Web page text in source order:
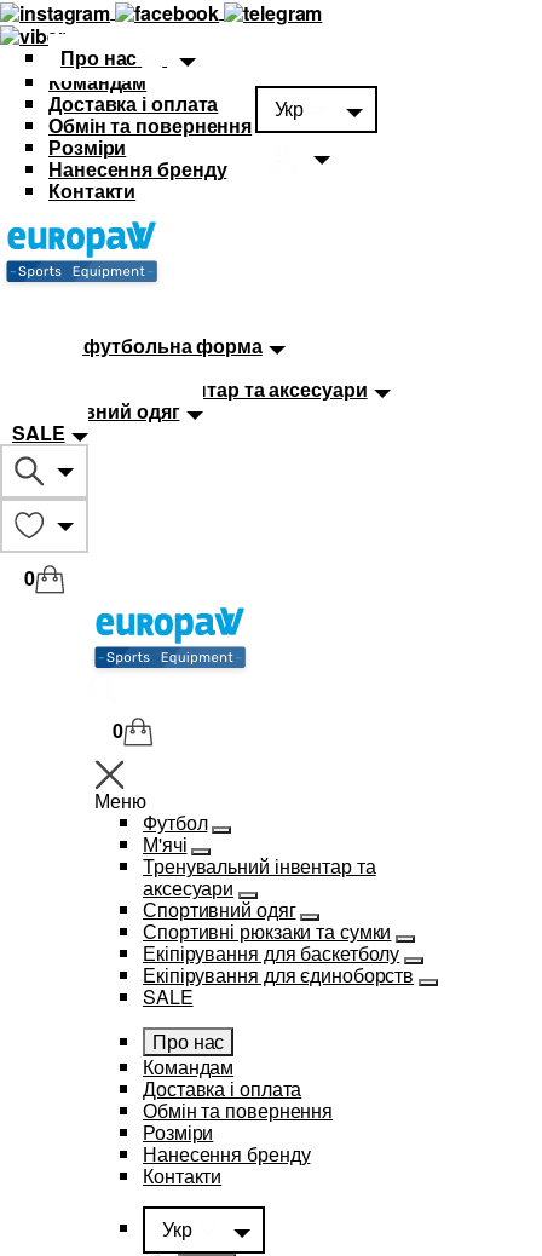
Про нас
Командам
Доставка і оплата
Обмін та повернення
Розміри
Нанесення бренду
Контакти
Укр
Дитяча футбольна форма
Тренувальний інвентар та аксесуари
Спортивний одяг
SALE
0
0
Меню
Футбол
М'ячі
Тренувальний інвентар та
аксесуари
Спортивний одяг
Спортивні рюкзаки та сумки
Екіпірування для баскетболу
Екіпірування для єдиноборств
SALE
Про нас
Командам
Доставка і оплата
Обмін та повернення
Розміри
Нанесення бренду
Контакти
Укр